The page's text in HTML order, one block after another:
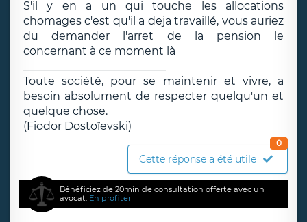
S'il y en a un qui touche les allocations
chomages c'est qu'il a deja travaillé, vous auriez
du demander l'arret de la pension le
concernant à ce moment là
Toute société, pour se maintenir et vivre, a
besoin absolument de respecter quelqu'un et
quelque chose.
(Fiodor Dostoïevski)
Cette réponse a été utile
0
Bénéficiez de 20min de consultation offerte avec un
avocat. En profiter